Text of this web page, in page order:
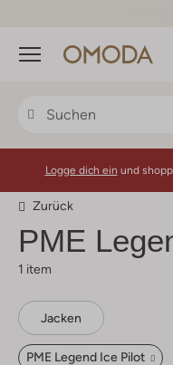
Menü
Logge dich ein und
Zurück
PME
1 item
Jacken
PME Legend Ice Pilot